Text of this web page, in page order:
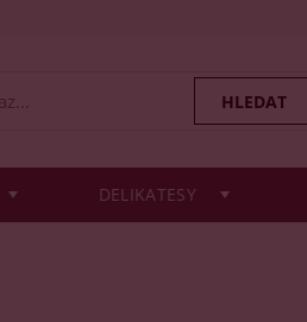
DELIKATESY